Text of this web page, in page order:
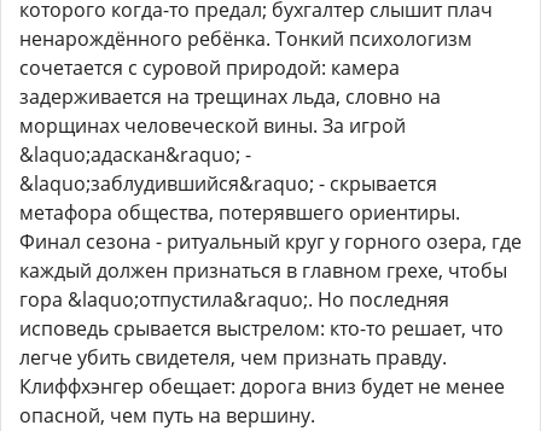
которого когда-то предал; бухгалтер слышит плач
ненарождённого ребёнка. Тонкий психологизм
сочетается с суровой природой: камера
задерживается на трещинах льда, словно на
морщинах человеческой вины. За игрой
&laquo;адаскан&raquo; -
&laquo;заблудившийся&raquo; - скрывается
метафора общества, потерявшего ориентиры.
Финал сезона - ритуальный круг у горного озера, где
каждый должен признаться в главном грехе, чтобы
гора &laquo;отпустила&raquo;. Но последняя
исповедь срывается выстрелом: кто-то решает, что
легче убить свидетеля, чем признать правду.
Клиффхэнгер обещает: дорога вниз будет не менее
опасной, чем путь на вершину.